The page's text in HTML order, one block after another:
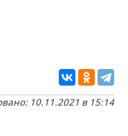
10.11.2021 в 15:14